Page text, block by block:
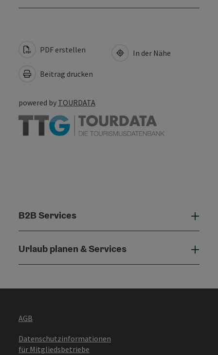
PDF erstellen
Beitrag drucken
In der Nähe
powered by TOURDATA
B2B Services
Urlaub planen & Services
AGB
Datenschutzinformationen
für Mitgliedsbetriebe